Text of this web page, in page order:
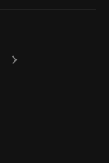
chevron_right